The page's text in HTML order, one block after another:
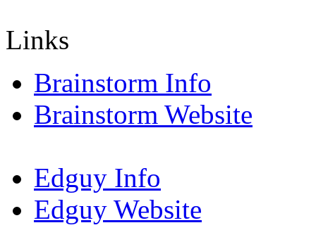
Links
Brainstorm Info
Brainstorm Website
Edguy Info
Edguy Website